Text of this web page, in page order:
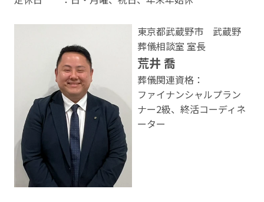
東京都武蔵野市 武蔵野
葬儀相談室 室⻑
荒井 喬
葬儀関連資格：
ファイナンシャルプラン
ナー2級、終活コーディネ
ーター